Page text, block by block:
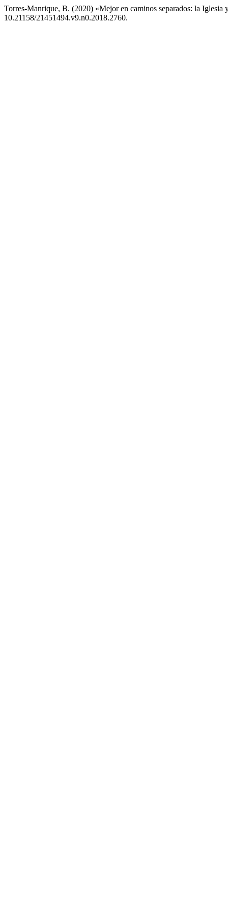
Torres-Manrique, B. (2020) «Mejor en caminos separados: la Iglesia
10.21158/21451494.v9.n0.2018.2760.